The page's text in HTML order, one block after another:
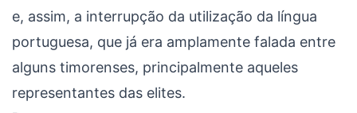
e, assim, a interrupção da utilização da língua
portuguesa, que já era amplamente falada entre
alguns timorenses, principalmente aqueles
representantes das elites.